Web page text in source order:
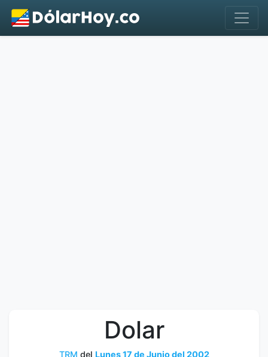
Dolar
TRM del Lunes 17 de Junio del 2002